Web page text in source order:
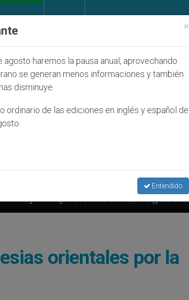
a cristianos (y no sólo) en Tierra Santa
orientales por la
×
agosto haremos la pausa anual, aprovechando
se generan menos informaciones y también
disminuye.
ordinario de las ediciones en inglés y español de
Entendido